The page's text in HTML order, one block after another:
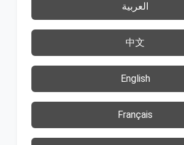
العربية
中文
English
Français